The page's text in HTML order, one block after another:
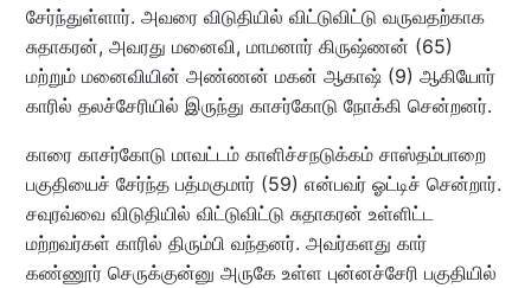
சேர்ந்துள்ளார். அவரை விடுதியில் விட்டுவிட்டு வருவதற்காக
சுதாகரன், அவரது மனைவி, மாமனார் கிருஷ்ணன் (65)
மற்றும் மனைவியின் அண்ணன் மகன் ஆகாஷ் (9) ஆகியோர்
காரில் தலச்சேரியில் இருந்து காசர்கோடு நோக்கி சென்றனர்.
காரை காசர்கோடு மாவட்டம் காளிச்சநடுக்கம் சாஸ்தம்பாறை
பகுதியைச் சேர்ந்த பத்மகுமார் (59) என்பவர் ஓட்டிச் சென்றார்.
சவுரவ்வை விடுதியில் விட்டுவிட்டு சுதாகரன் உள்ளிட்ட
மற்றவர்கள் காரில் திரும்பி வந்தனர். அவர்களது கார்
கண்ணூர் செருக்குன்னு அருகே உள்ள புன்னச்சேரி பகுதியில்